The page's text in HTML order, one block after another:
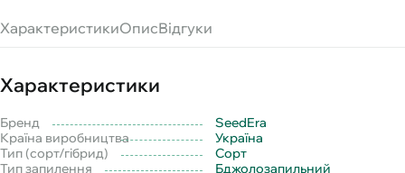
ХарактеристикиОписВідгуки
Характеристики
Бренд
SeedEra
Країна виробництва
Україна
Тип (сорт/гібрид)
Сорт
Тип запилення
Бджолозапильний